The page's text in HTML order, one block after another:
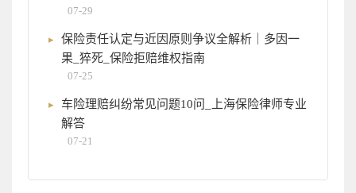
07-29
保险责任认定与近因原则争议全解析｜多因一
果_猝死_保险拒赔维权指南
07-25
车险理赔纠纷常见问题10问_上海保险律师专业
解答
07-21